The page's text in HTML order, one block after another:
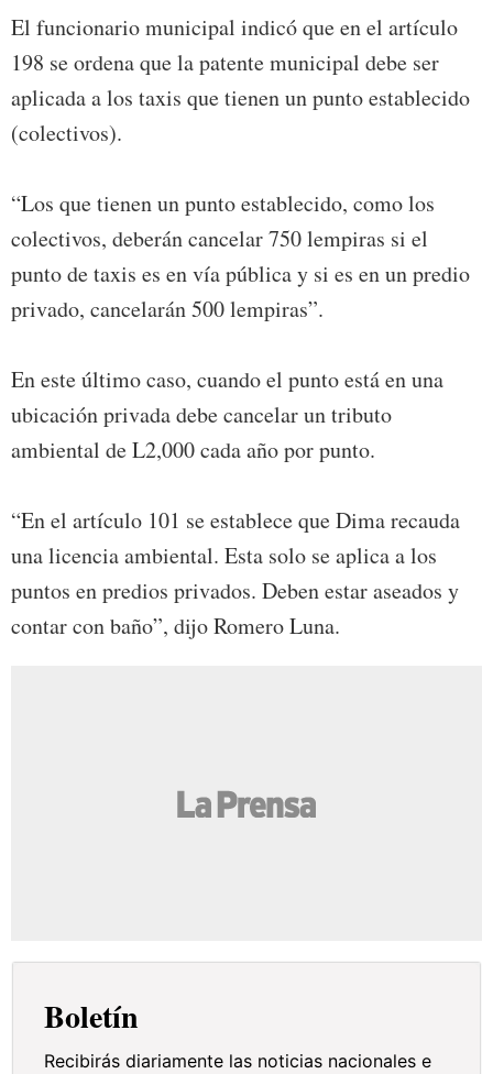
El funcionario municipal indicó que en el artículo
198 se ordena que la patente municipal debe ser
aplicada a los taxis que tienen un punto establecido
(colectivos).
“Los que tienen un punto establecido, como los
colectivos, deberán cancelar 750 lempiras si el
punto de taxis es en vía pública y si es en un predio
privado, cancelarán 500 lempiras”.
En este último caso, cuando el punto está en una
ubicación privada debe cancelar un tributo
ambiental de L2,000 cada año por punto.
“En el artículo 101 se establece que Dima recauda
una licencia ambiental. Esta solo se aplica a los
puntos en predios privados. Deben estar aseados y
contar con baño”, dijo Romero Luna.
Boletín
Recibirás diariamente las noticias nacionales e